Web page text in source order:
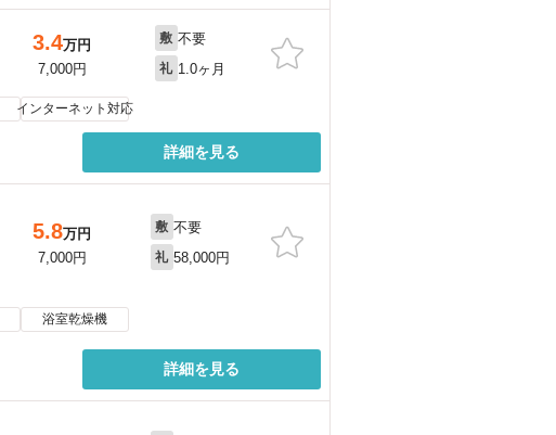
3.4万円
7,000円
敷 不要
礼 1.0ヶ月
インターネット対応
詳細を見る
5.8万円
7,000円
敷 不要
礼 58,000円
浴室乾燥機
詳細を見る